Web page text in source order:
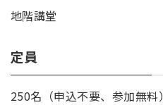
地階講堂
定員
250名（申込不要、参加無料）